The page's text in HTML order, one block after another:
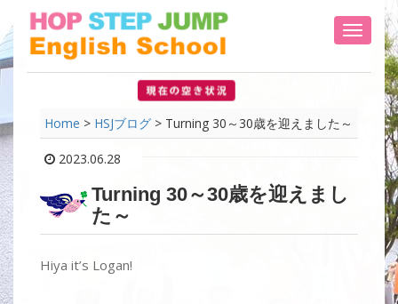
Toggle
Home > HSJブログ > Turning 30～30歳を迎えました～
2023.06.28
Turning 30～30歳を迎えまし
た～
Hiya it’s Logan!